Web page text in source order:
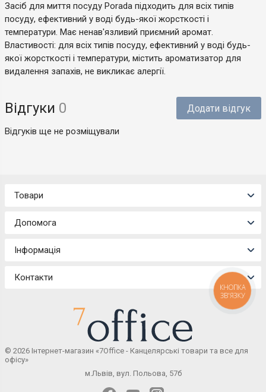
Засіб для миття посуду Porada підходить для всіх типів
посуду, ефективний у воді будь-якої жорсткості і
температури. Має ненав'язливий приємний аромат.
Властивості: для всіх типів посуду, ефективний у воді будь-
якої жорсткості і температури, містить ароматизатор для
видалення запахів, не викликає алергії.
Відгуки 0 Додати відгук
Відгуків ще не розміщували
Товари
Допомога
Інформація
Контакти
© 2026 Інтернет-магазин «7Office - Канцелярські товари та все для
офісу»
м.Львів, вул. Польова, 57б
КНОПКА
ЗВ'ЯЗКУ